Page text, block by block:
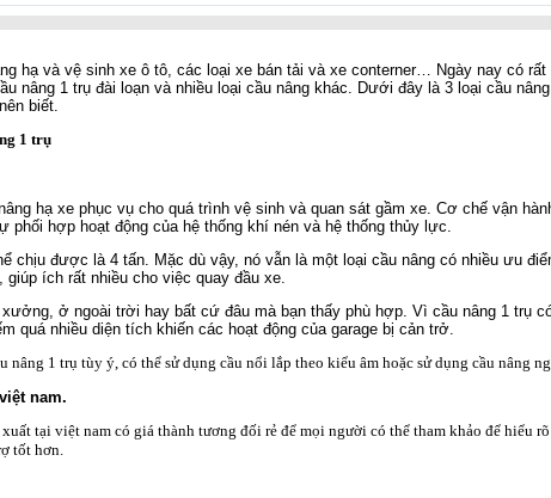
hạ và vệ sinh xe ô tô, các loại xe bán tải và xe conterner… Ngày nay có rất
nâng 1 trụ đài loạn và nhiều loại cầu nâng khác. Dưới đây là 3 loại cầu
biết.
1 trụ
hạ xe phục vụ cho quá trình vệ sinh và quan sát gầm xe. Cơ chế vận
phối hợp hoạt động của hệ thống khí nén và hệ thống thủy lực.
chịu được là 4 tấn. Mặc dù vậy, nó vẫn là một loại cầu nâng có nhiều ưu
ích rất nhiều cho việc quay đầu xe.
ở ngoài trời hay bất cứ đâu mà bạn thấy phù hợp. Vì cầu nâng 1 trụ
quá nhiều diện tích khiến các hoạt động của garage bị cản trở.
1 trụ tùy ý, có thể sử dụng cầu nổi lắp theo kiểu âm hoặc sử dụng cầu nâng
nam.
tại việt nam có giá thành tương đối rẻ để mọi người có thể tham khảo để hiểu
tốt hơn.